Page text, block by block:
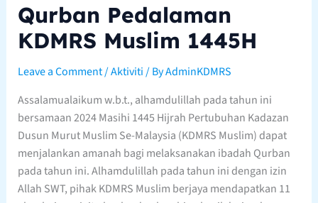
Qurban Pedalaman
KDMRS Muslim 1445H
Leave a Comment/Aktiviti/ ByAdminKDMRS
Assalamualaikum w.b.t., alhamdulillah pada tahun ini
bersamaan 2024 Masihi 1445 Hijrah Pertubuhan Kadazan
Dusun Murut Muslim Se-Malaysia (KDMRS Muslim) dapat
menjalankan amanah bagi melaksanakan ibadah Qurban
pada tahun ini. Alhamdulillah pada tahun ini dengan izin
Allah SWT, pihak KDMRS Muslim berjaya mendapatkan 11